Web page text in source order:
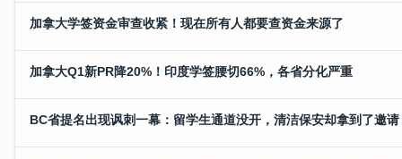
加拿大学签资金审查收紧！现在所有人都要查资金来源了
加拿大Q1新PR降20%！印度学签腰切66%，各省分化严重
BC省提名出现讽刺一幕：留学生通道没开，清洁保安却拿到了邀请